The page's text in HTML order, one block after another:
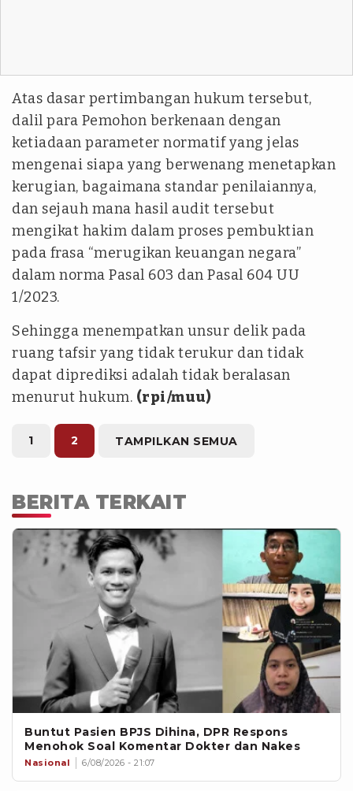
Atas dasar pertimbangan hukum tersebut,
dalil para Pemohon berkenaan dengan
ketiadaan parameter normatif yang jelas
mengenai siapa yang berwenang menetapkan
kerugian, bagaimana standar penilaiannya,
dan sejauh mana hasil audit tersebut
mengikat hakim dalam proses pembuktian
pada frasa “merugikan keuangan negara”
dalam norma Pasal 603 dan Pasal 604 UU
1/2023.
Sehingga menempatkan unsur delik pada
ruang tafsir yang tidak terukur dan tidak
dapat diprediksi adalah tidak beralasan
menurut hukum. (rpi/muu)
1 2 TAMPILKAN SEMUA
BERITA TERKAIT
Buntut Pasien BPJS Dihina, DPR Respons
Menohok Soal Komentar Dokter dan Nakes
Nasional 6/08/2026 - 21:07